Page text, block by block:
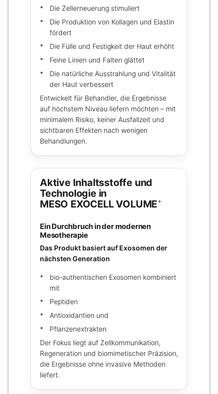
Die Zellerneuerung stimuliert
Die Produktion von Kollagen und Elastin
fördert
Die Fülle und Festigkeit der Haut erhöht
Feine Linien und Falten glättet
Die natürliche Ausstrahlung und Vitalität
der Haut verbessert
Entwickelt für Behandler, die Ergebnisse
auf höchstem Niveau liefern möchten – mit
minimalem Risiko, keiner Ausfallzeit und
sichtbaren Effekten nach wenigen
Behandlungen.
Aktive Inhaltsstoffe und
Technologie in
MESO EXOCELL VOLUME+
Ein Durchbruch in der modernen
Mesotherapie
Das Produkt basiert auf Exosomen der
nächsten Generation
bio-authentischen Exosomen kombiniert
mit
Peptiden
Antioxidantien und
Pflanzenextrakten
Der Fokus liegt auf Zellkommunikation,
Regeneration und biomimetischer Präzision,
die Ergebnisse ohne invasive Methoden
liefert.